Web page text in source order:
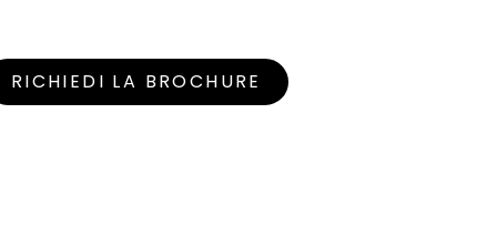
RICHIEDI LA BROCHURE